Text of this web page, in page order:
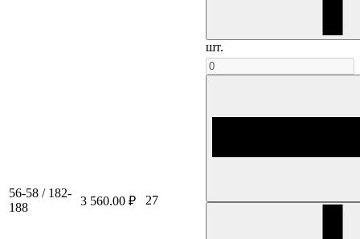
шт.
56-58 / 182-
188
3 560.00 ₽ 27